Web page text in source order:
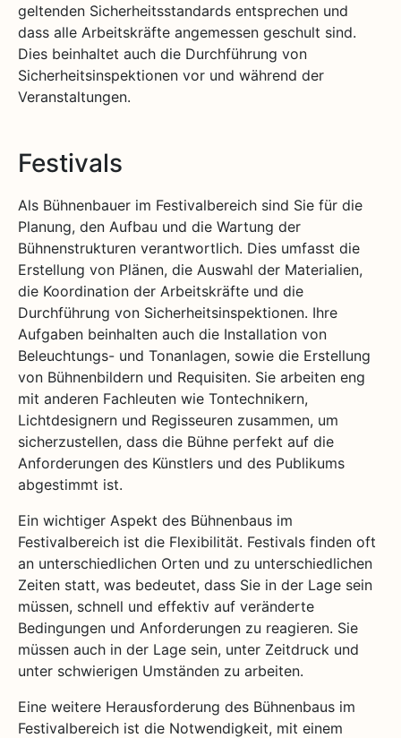
geltenden Sicherheitsstandards entsprechen und
dass alle Arbeitskräfte angemessen geschult sind.
Dies beinhaltet auch die Durchführung von
Sicherheitsinspektionen vor und während der
Veranstaltungen.
Festivals
Als Bühnenbauer im Festivalbereich sind Sie für die
Planung, den Aufbau und die Wartung der
Bühnenstrukturen verantwortlich. Dies umfasst die
Erstellung von Plänen, die Auswahl der Materialien,
die Koordination der Arbeitskräfte und die
Durchführung von Sicherheitsinspektionen. Ihre
Aufgaben beinhalten auch die Installation von
Beleuchtungs- und Tonanlagen, sowie die Erstellung
von Bühnenbildern und Requisiten. Sie arbeiten eng
mit anderen Fachleuten wie Tontechnikern,
Lichtdesignern und Regisseuren zusammen, um
sicherzustellen, dass die Bühne perfekt auf die
Anforderungen des Künstlers und des Publikums
abgestimmt ist.
Ein wichtiger Aspekt des Bühnenbaus im
Festivalbereich ist die Flexibilität. Festivals finden oft
an unterschiedlichen Orten und zu unterschiedlichen
Zeiten statt, was bedeutet, dass Sie in der Lage sein
müssen, schnell und effektiv auf veränderte
Bedingungen und Anforderungen zu reagieren. Sie
müssen auch in der Lage sein, unter Zeitdruck und
unter schwierigen Umständen zu arbeiten.
Eine weitere Herausforderung des Bühnenbaus im
Festivalbereich ist die Notwendigkeit, mit einem